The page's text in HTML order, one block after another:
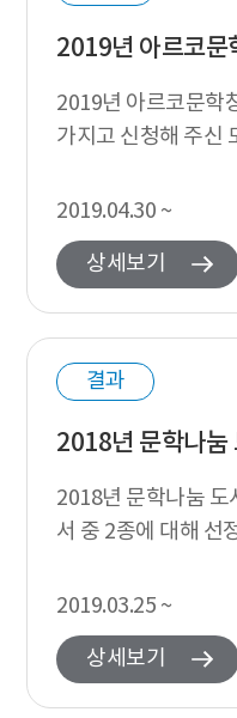
2019년 아르코문학
가지고 신청해 주신
발표합니다. 지원심
2019.04.30 ~
상세보기
결과
2018년 문학나눔
서 중 2종에 대해 선
정 내역 추가 선정 내
2019.03.25 ~
상세보기